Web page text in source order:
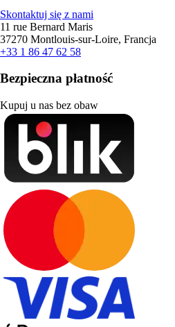
Skontaktuj się z nami
11 rue Bernard Maris
37270 Montlouis-sur-Loire, Francja
+33 1 86 47 62 58
Bezpieczna płatność
Kupuj u nas bez obaw